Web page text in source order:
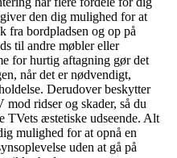
den dig mulighed for at
bordpladsen og op på
til andre møbler eller
for hurtig aftagning gør det
når det er nødvendigt,
Derudover beskytter
ridser og skader, så du
TVets æstetiske udseende. Alt
mulighed for at opnå en
uden at gå på